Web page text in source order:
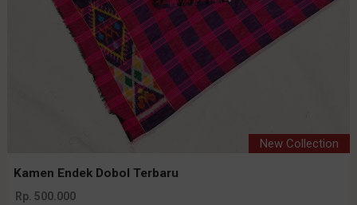
New Collection
Kamen Endek Dobol Terbaru
Rp. 500.000